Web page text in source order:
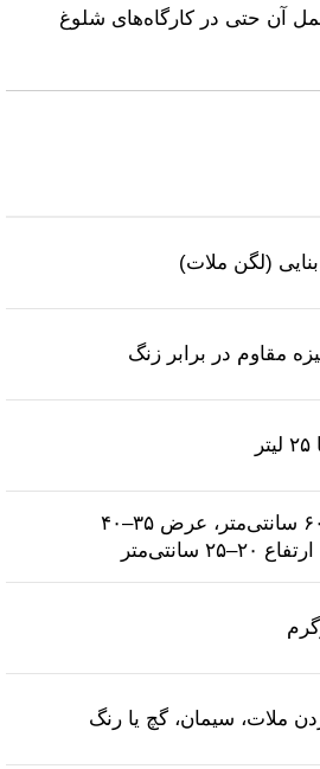
آن حتی در کارگاه‌های شلوغ
بنایی (لگن ملات)
مقاوم در برابر زنگ
طول ۵۵–۶۰ سانتی‌متر، عرض ۳۵–۴۰
سانتی‌متر
ملات، سیمان، گچ یا رنگ